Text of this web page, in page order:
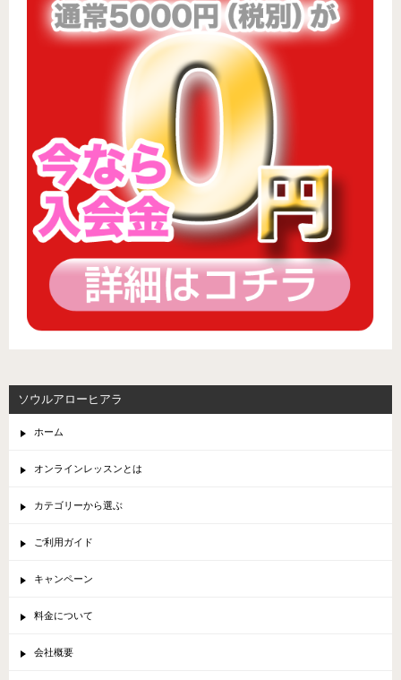
ソウルアローヒアラ
ホーム
オンラインレッスンとは
カテゴリーから選ぶ
ご利用ガイド
キャンペーン
料金について
会社概要